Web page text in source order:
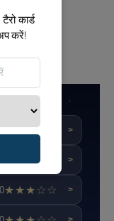
★★★★☆ >
★★★★☆ >
★★★☆☆ >
कार्ड
करें!